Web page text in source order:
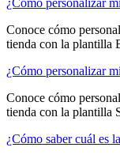
Conoce cómo
tienda con la plantilla
¿Cómo personalizar
Conoce cómo
tienda con la plantilla
¿Cómo saber cuál es